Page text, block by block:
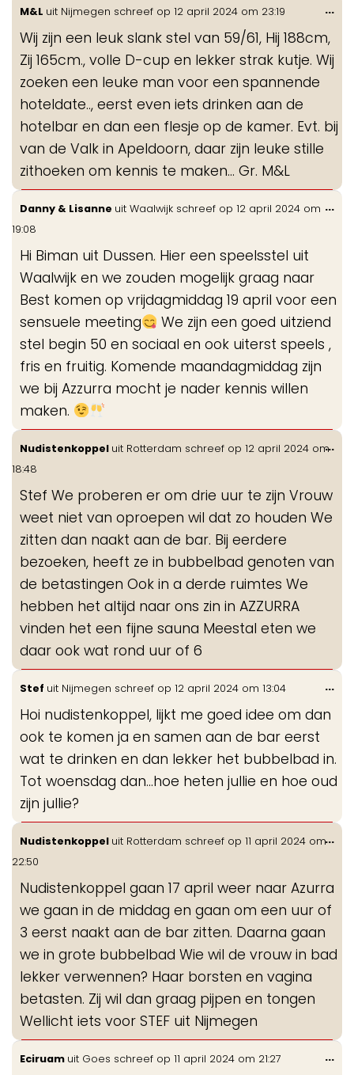
M&L uit Nijmegen schreef op 12 april 2024 om 23:19
Wij zijn een leuk slank stel van 59/61, Hij 188cm,
Zij 165cm., volle D-cup en lekker strak kutje. Wij
zoeken een leuke man voor een spannende
hoteldate.., eerst even iets drinken aan de
hotelbar en dan een flesje op de kamer. Evt. bij
van de Valk in Apeldoorn, daar zijn leuke stille
zithoeken om kennis te maken... Gr. M&L
...
Danny & Lisanne uit Waalwijk schreef op 12 april 2024 om
19:08
Hi Biman uit Dussen. Hier een speelsstel uit
Waalwijk en we zouden mogelijk graag naar
Best komen op vrijdagmiddag 19 april voor een
sensuele meeting
We zijn een goed uitziend
stel begin 50 en sociaal en ook uiterst speels ,
fris en fruitig. Komende maandagmiddag zijn
we bij Azzurra mocht je nader kennis willen
maken.
...
Nudistenkoppel uit Rotterdam schreef op 12 april 2024 om
18:48
Stef We proberen er om drie uur te zijn Vrouw
weet niet van oproepen wil dat zo houden We
zitten dan naakt aan de bar. Bij eerdere
bezoeken, heeft ze in bubbelbad genoten van
de betastingen Ook in a derde ruimtes We
hebben het altijd naar ons zin in AZZURRA
vinden het een fijne sauna Meestal eten we
daar ook wat rond uur of 6
...
Stef uit Nijmegen schreef op 12 april 2024 om 13:04
Hoi nudistenkoppel, lijkt me goed idee om dan
ook te komen ja en samen aan de bar eerst
wat te drinken en dan lekker het bubbelbad in.
Tot woensdag dan...hoe heten jullie en hoe oud
zijn jullie?
...
Nudistenkoppel uit Rotterdam schreef op 11 april 2024 om
22:50
Nudistenkoppel gaan 17 april weer naar Azurra
we gaan in de middag en gaan om een uur of
3 eerst naakt aan de bar zitten. Daarna gaan
we in grote bubbelbad Wie wil de vrouw in bad
lekker verwennen? Haar borsten en vagina
betasten. Zij wil dan graag pijpen en tongen
Wellicht iets voor STEF uit Nijmegen
...
Eciruam uit Goes schreef op 11 april 2024 om 21:27 ...